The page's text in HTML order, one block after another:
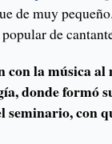
de muy
de
con la música al
donde formó
con